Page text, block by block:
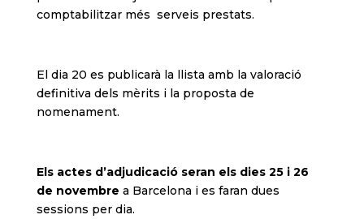
comptabilitzar més serveis prestats.
El dia 20 es publicarà la llista amb la valoració
definitiva dels mèrits i la proposta de
nomenament.
Els actes d’adjudicació seran els dies 25 i 26
de novembre a Barcelona i es faran dues
sessions per dia.